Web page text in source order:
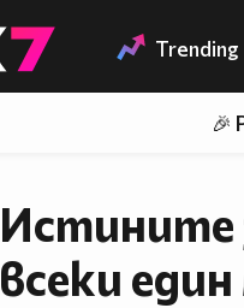
Trending
🎉
Истините
всеки